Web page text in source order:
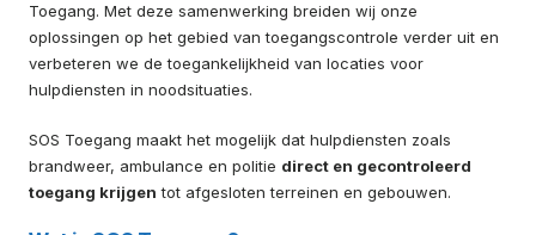
Toegang. Met deze samenwerking breiden wij onze
oplossingen op het gebied van toegangscontrole verder uit en
verbeteren we de toegankelijkheid van locaties voor
hulpdiensten in noodsituaties.
SOS Toegang maakt het mogelijk dat hulpdiensten zoals
brandweer, ambulance en politie direct en gecontroleerd
toegang krijgen tot afgesloten terreinen en gebouwen.